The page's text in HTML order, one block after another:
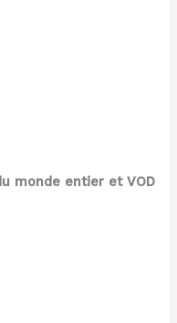
monde entier et VOD